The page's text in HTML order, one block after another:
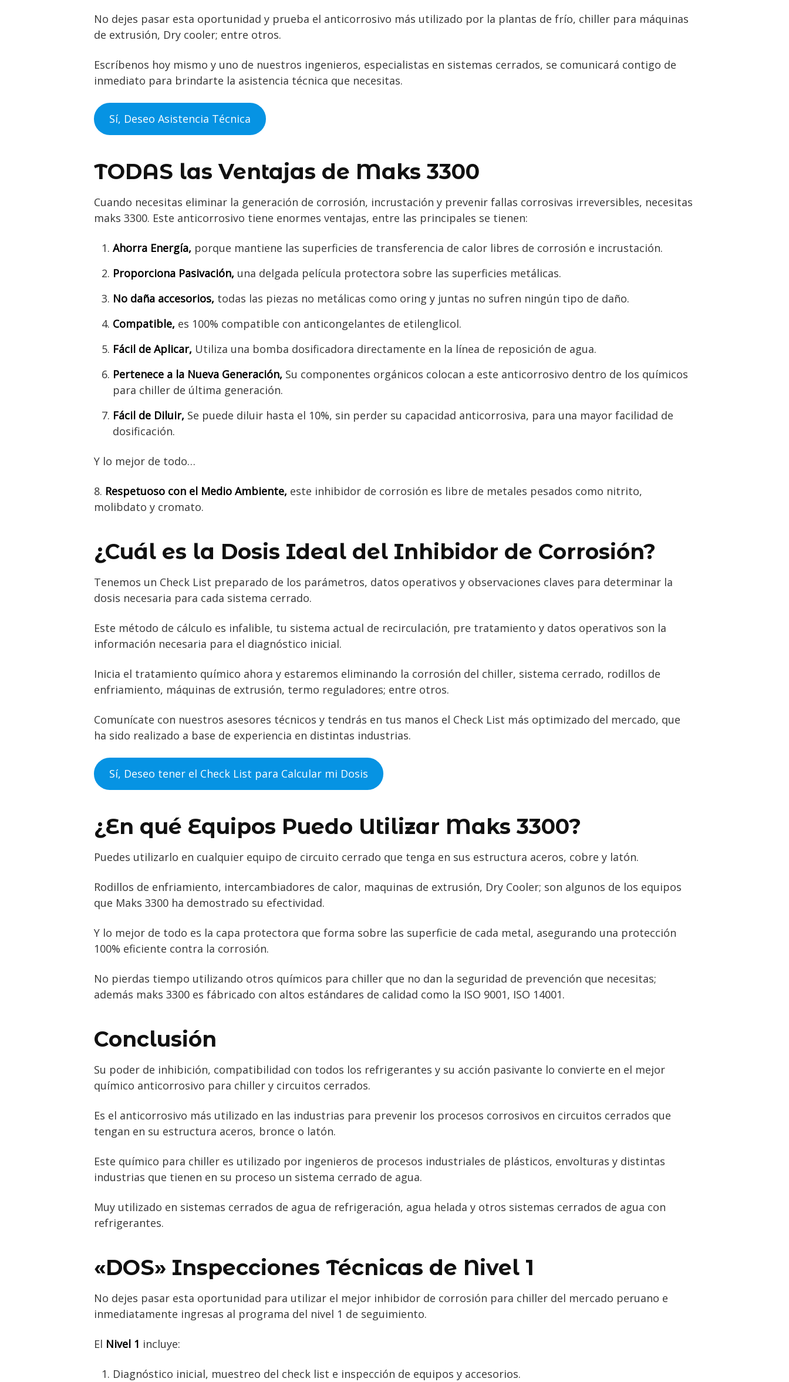
No dejes pasar esta oportunidad y prueba el anticorrosivo más utilizado por la plantas de frío, chiller para máquinas
de extrusión, Dry cooler; entre otros.
Escríbenos hoy mismo y uno de nuestros ingenieros, especialistas en sistemas cerrados, se comunicará contigo de
inmediato para brindarte la asistencia técnica que necesitas.
Sí, Deseo Asistencia Técnica
TODAS las Ventajas de Maks 3300
Cuando necesitas eliminar la generación de corrosión, incrustación y prevenir fallas corrosivas irreversibles, necesitas
maks 3300. Este anticorrosivo tiene enormes ventajas, entre las principales se tienen:
Ahorra Energía, porque mantiene las superficies de transferencia de calor libres de corrosión e incrustación.
Proporciona Pasivación, una delgada película protectora sobre las superficies metálicas.
No daña accesorios, todas las piezas no metálicas como oring y juntas no sufren ningún tipo de daño.
Compatible, es 100% compatible con anticongelantes de etilenglicol.
Fácil de Aplicar, Utiliza una bomba dosificadora directamente en la línea de reposición de agua.
Pertenece a la Nueva Generación, Su componentes orgánicos colocan a este anticorrosivo dentro de los químicos
para chiller de última generación.
Fácil de Diluir, Se puede diluir hasta el 10%, sin perder su capacidad anticorrosiva, para una mayor facilidad de
dosificación.
Y lo mejor de todo…
8. Respetuoso con el Medio Ambiente, este inhibidor de corrosión es libre de metales pesados como nitrito,
molibdato y cromato.
¿Cuál es la Dosis Ideal del Inhibidor de Corrosión?
Tenemos un Check List preparado de los parámetros, datos operativos y observaciones claves para determinar la
dosis necesaria para cada sistema cerrado.
Este método de cálculo es infalible, tu sistema actual de recirculación, pre tratamiento y datos operativos son la
información necesaria para el diagnóstico inicial.
Inicia el tratamiento químico ahora y estaremos eliminando la corrosión del chiller, sistema cerrado, rodillos de
enfriamiento, máquinas de extrusión, termo reguladores; entre otros.
Comunícate con nuestros asesores técnicos y tendrás en tus manos el Check List más optimizado del mercado, que
ha sido realizado a base de experiencia en distintas industrias.
Sí, Deseo tener el Check List para Calcular mi Dosis
¿En qué Equipos Puedo Utilizar Maks 3300?
Puedes utilizarlo en cualquier equipo de circuito cerrado que tenga en sus estructura aceros, cobre y latón.
Rodillos de enfriamiento, intercambiadores de calor, maquinas de extrusión, Dry Cooler; son algunos de los equipos
que Maks 3300 ha demostrado su efectividad.
Y lo mejor de todo es la capa protectora que forma sobre las superficie de cada metal, asegurando una protección
100% eficiente contra la corrosión.
No pierdas tiempo utilizando otros químicos para chiller que no dan la seguridad de prevención que necesitas;
además maks 3300 es fábricado con altos estándares de calidad como la ISO 9001, ISO 14001.
Conclusión
Su poder de inhibición, compatibilidad con todos los refrigerantes y su acción pasivante lo convierte en el mejor
químico anticorrosivo para chiller y circuitos cerrados.
Es el anticorrosivo más utilizado en las industrias para prevenir los procesos corrosivos en circuitos cerrados que
tengan en su estructura aceros, bronce o latón.
Este químico para chiller es utilizado por ingenieros de procesos industriales de plásticos, envolturas y distintas
industrias que tienen en su proceso un sistema cerrado de agua.
Muy utilizado en sistemas cerrados de agua de refrigeración, agua helada y otros sistemas cerrados de agua con
refrigerantes.
«DOS» Inspecciones Técnicas de Nivel 1
No dejes pasar esta oportunidad para utilizar el mejor inhibidor de corrosión para chiller del mercado peruano e
inmediatamente ingresas al programa del nivel 1 de seguimiento.
El Nivel 1 incluye:
Diagnóstico inicial, muestreo del check list e inspección de equipos y accesorios.